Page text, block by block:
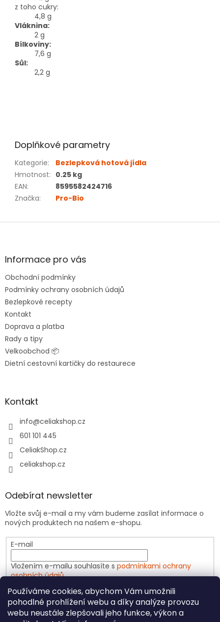
Používáme cookies, abychom Vám umožnili
pohodlné prohlížení webu a díky analýze provozu
webu neustále zlepšovali jeho funkce, výkon a
z toho cukry:
4,8 g
Vláknina:
2 g
Bílkoviny:
7,6 g
Sůl:
2,2 g
Doplňkové parametry
Kategorie:
Bezlepková hotová jídla
Hmotnost: 0.25 kg
EAN:
8595582424716
Značka: Pro-Bio
Z
aInformace pro vás
Obchodní podmínky
Podmínky ochrany osobních údajů
Bezlepkové recepty
Kontakt
Doprava a platba
Rady a tipy
Velkoobchod 📦
Dietní cestovní kartičky do restaurece
Kontakt
info@celiakshop.cz
601 101 445
CeliakShop.cz
celiakshop.cz
Odebírat newsletter
Vložte svůj e-mail a my vám budeme zasílat informace o
nových produktech na našem e-shopu.
E-mail
Vložením e-mailu souhlasíte s podmínkami ochrany
osobních údajů
PŘIHLÁSIT SE